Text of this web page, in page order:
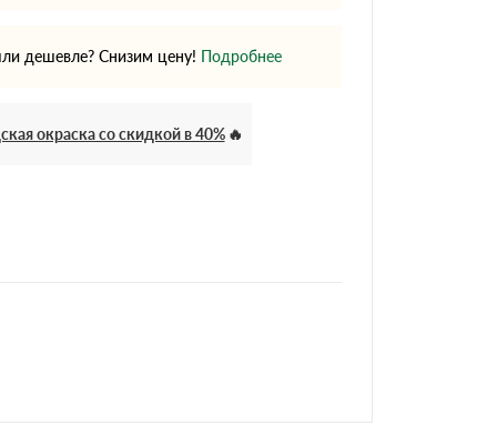
дешевле? Снизим цену! Подробнее
окраска со скидкой в 40%